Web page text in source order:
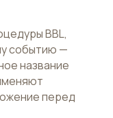
BBL,
событию —
название
перед